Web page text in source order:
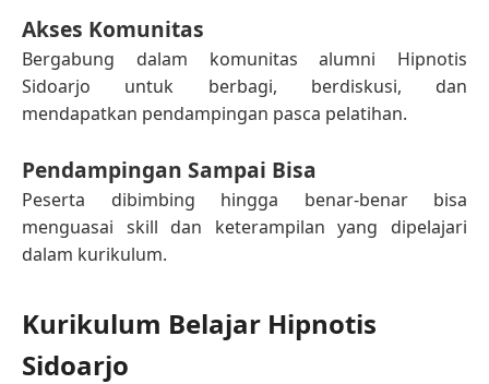
Akses Komunitas
Bergabung dalam komunitas alumni Hipnotis
Sidoarjo untuk berbagi, berdiskusi, dan
mendapatkan pendampingan pasca pelatihan.
Pendampingan Sampai Bisa
Peserta dibimbing hingga benar-benar bisa
menguasai skill dan keterampilan yang dipelajari
dalam kurikulum.
Kurikulum Belajar Hipnotis
Sidoarjo